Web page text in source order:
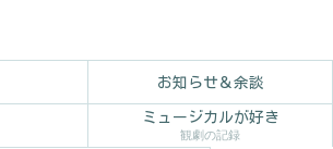
お知らせ＆余談
ミュージカルが好き
観劇の記録